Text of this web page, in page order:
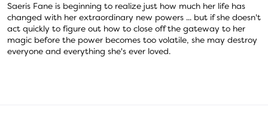
Saeris Fane is beginning to realize just how much her life has
changed with her extraordinary new powers ... but if she doesn't
act quickly to figure out how to close off the gateway to her
magic before the power becomes too volatile, she may destroy
everyone and everything she's ever loved.